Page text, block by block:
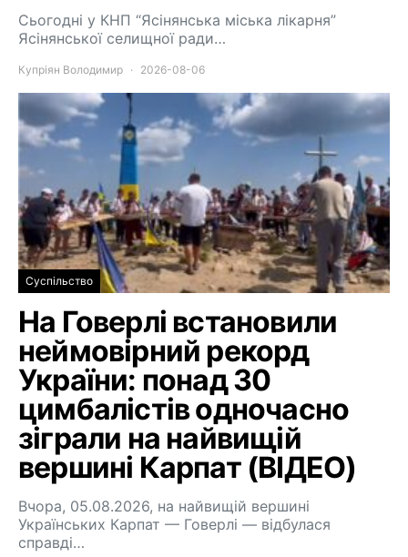
Сьогодні у КНП “Ясінянська міська лікарня”
Ясінянської селищної ради…
Купріян Володимир 2026-08-06
Суспільство
На Говерлі встановили
неймовірний рекорд
України: понад 30
цимбалістів одночасно
зіграли на найвищій
вершині Карпат (ВІДЕО)
Вчора, 05.08.2026, на найвищій вершині
Українських Карпат — Говерлі — відбулася
справді…